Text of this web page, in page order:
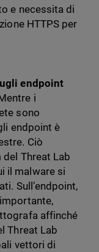
e necessita di
HTTPS per
endpoint
i
sono
endpoint è
Ciò
Threat Lab
il malware si
Sull’endpoint,
affinché
Threat Lab
vettori di